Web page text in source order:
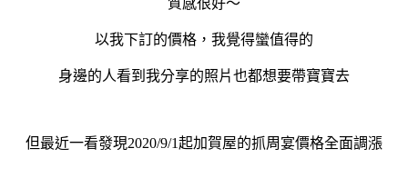
以我下訂的價格，我覺得蠻值得的
身邊的人看到我分享的照片也都想要帶寶寶去
但最近一看發現2020/9/1起加賀屋的抓周宴價格全面調漲